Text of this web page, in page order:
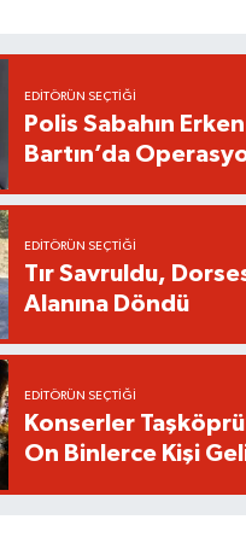
EDITÖRÜN SEÇTIĞI
Polis Sabahın
Bartın’da
EDITÖRÜN SEÇTIĞI
Tır Savruldu,
Alanına Döndü
EDITÖRÜN SEÇTIĞI
Konserler
On Binlerce Kişi